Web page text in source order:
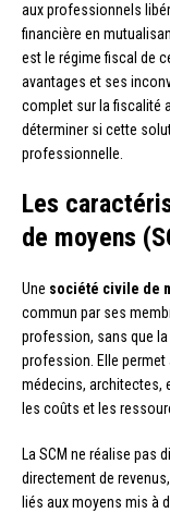
aux professionnels
financière en
est le régime fiscal de
avantages et ses
complet sur la fiscalité
déterminer si cette
professionnelle.
Les
de moyens
Une société civile de
commun par ses
profession, sans que
profession. Elle
médecins, architectes,
les coûts et les
La SCM ne réalise pas
directement de
liés aux moyens mis à